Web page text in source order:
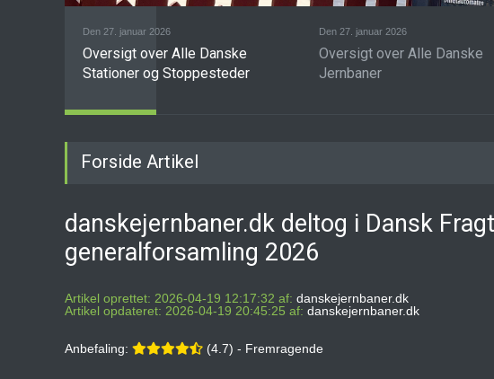
Den 27. januar 2026
Oversigt over Alle Danske
Stationer og Stoppesteder
Den 27. januar 2026
Oversigt over Alle Danske
Jernbaner
Forside Artikel
danskejernbaner.dk deltog i Dansk
generalforsamling 2026
Artikel oprettet: 2026-04-19 12:17:32 af: danskejernbaner.dk
Artikel opdateret: 2026-04-19 20:45:25 af: danskejernbaner.dk
Anbefaling: (4.7) - Fremragende